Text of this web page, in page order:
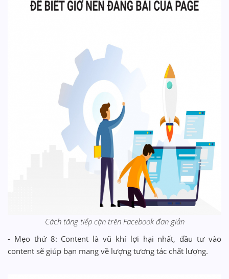
Cách tăng tiếp cận trên Facebook đơn giản
- Mẹo thứ 8: Content là vũ khí lợi hại nhất, đầu tư vào
content sẽ giúp bạn mang về lượng tương tác chất lượng.